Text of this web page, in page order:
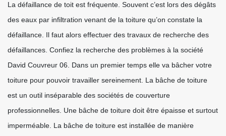
La défaillance de toit est fréquente. Souvent c’est lors des dégâts
des eaux par infiltration venant de la toiture qu’on constate la
défaillance. Il faut alors effectuer des travaux de recherche des
défaillances. Confiez la recherche des problèmes à la société
David Couvreur 06. Dans un premier temps elle va bâcher votre
toiture pour pouvoir travailler sereinement. La bâche de toiture
est un outil inséparable des sociétés de couverture
professionnelles. Une bâche de toiture doit être épaisse et surtout
imperméable. La bâche de toiture est installée de manière